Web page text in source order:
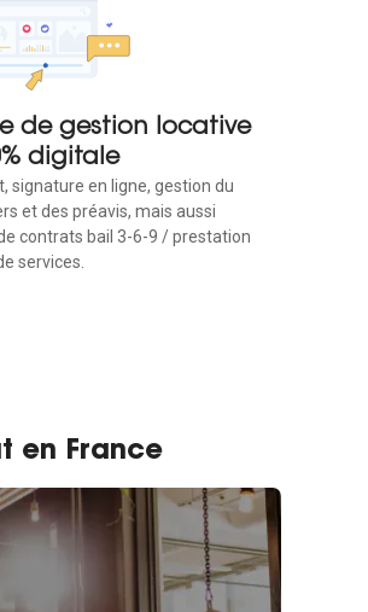
de gestion locative
digitale
signature en ligne, gestion du
et des préavis, mais aussi
contrats bail 3-6-9 / prestation
services.
en France